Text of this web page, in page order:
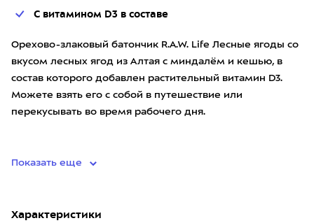
С витамином D3 в составе
Орехово-злаковый батончик R.A.W. Life Лесные ягоды со
вкусом лесных ягод из Алтая с миндалём и кешью, в
состав которого добавлен растительный витамин D3.
Можете взять его с собой в путешествие или
перекусывать во время рабочего дня.
Показать еще
Характеристики